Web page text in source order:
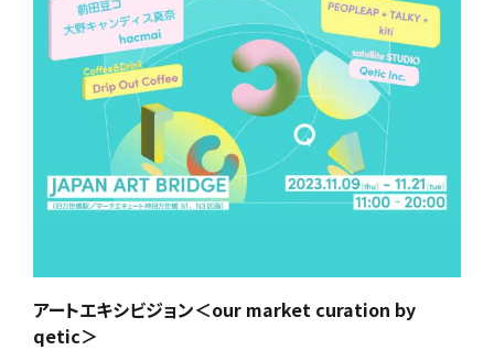
アートエキシビジョン＜our market curation by
qetic＞